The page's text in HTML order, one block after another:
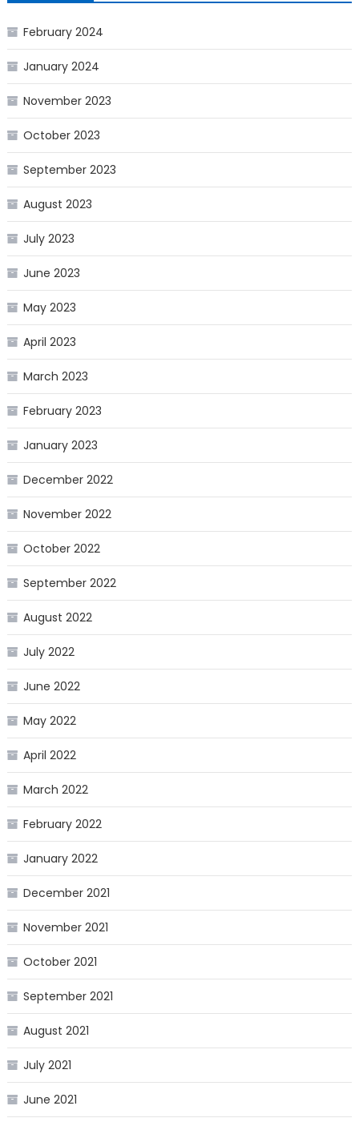
February 2024
January 2024
November 2023
October 2023
September 2023
August 2023
July 2023
June 2023
May 2023
April 2023
March 2023
February 2023
January 2023
December 2022
November 2022
October 2022
September 2022
August 2022
July 2022
June 2022
May 2022
April 2022
March 2022
February 2022
January 2022
December 2021
November 2021
October 2021
September 2021
August 2021
July 2021
June 2021